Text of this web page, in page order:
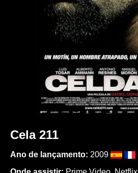
Cela 211
Ano de lançamento: 2009